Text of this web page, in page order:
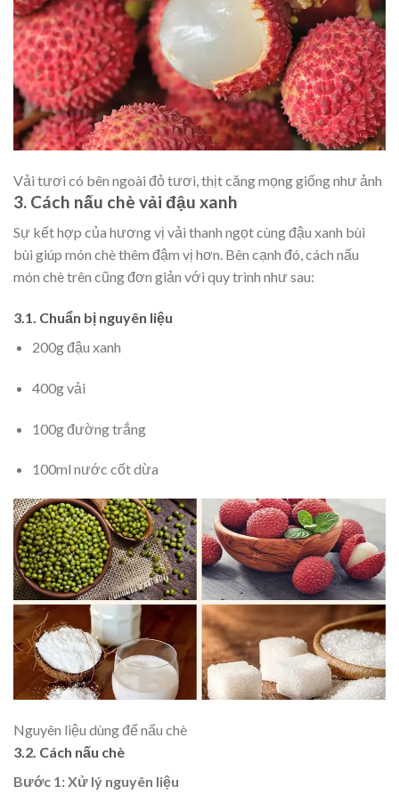
Vải tươi có bên ngoài đỏ tươi, thịt căng mọng giống như ảnh
3. Cách nấu chè vải đậu xanh
Sự kết hợp của hương vị vải thanh ngọt cùng đậu xanh bùi
bùi giúp món chè thêm đậm vị hơn. Bên cạnh đó, cách nấu
món chè trên cũng đơn giản với quy trình như sau:
3.1. Chuẩn bị nguyên liệu
200g đậu xanh
400g vải
100g đường trắng
100ml nước cốt dừa
Nguyên liệu dùng để nấu chè
3.2. Cách nấu chè
Bước 1: Xử lý nguyên liệu